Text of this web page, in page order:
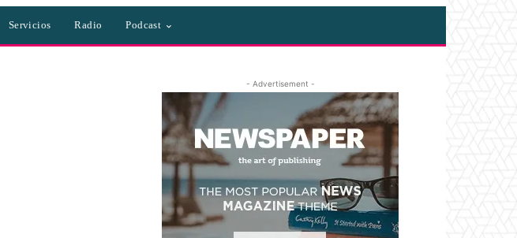
Servicios Radio Podcast
- Advertisement -